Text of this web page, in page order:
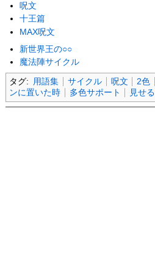
呪文
十王篇
MAX呪文
新世界王の○○
魔法陣サイクル
タグ: 用語集 サイクル 呪文 2色
ンに置いた時
多色サポート 見せる